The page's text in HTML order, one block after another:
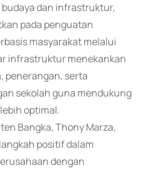
dan infrastruktur,
pada penguatan
masyarakat melalui
infrastruktur menekankan
penerangan, serta
sekolah guna mendukung
optimal.
Bangka, Thony Marza,
positif dalam
dengan